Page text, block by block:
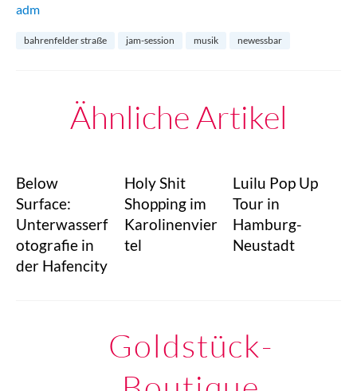
adm
bahrenfelder straße jam-session musik newessbar
Ähnliche Artikel
Below
Surface:
Unterwasserf
otografie in
der Hafencity
Holy Shit
Shopping im
Karolinenvier
tel
Luilu Pop Up
Tour in
Hamburg-
Neustadt
Goldstück-